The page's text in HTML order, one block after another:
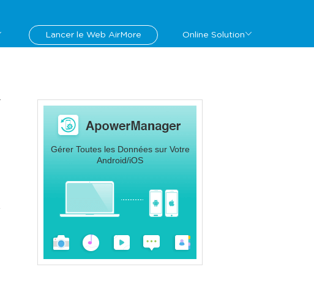
Lancer le Web AirMore Online Solution
Gérer Toutes les Données sur Votre
Android/iOS